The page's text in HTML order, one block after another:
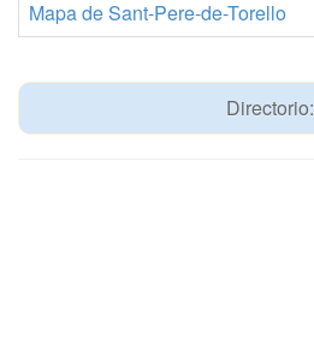
Mapa de Sant-Pere-de-Torello
Directorio: